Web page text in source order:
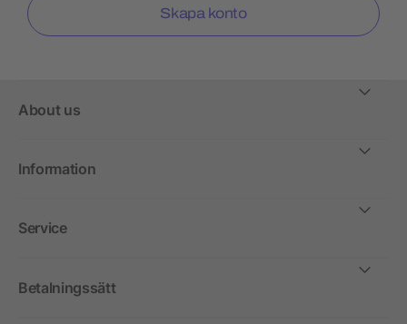
Skapa konto
About us
Information
Service
Betalningssätt